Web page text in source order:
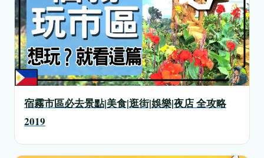
宿霧市區必去景點|美食|逛街|娛樂|夜店 全攻略
2019